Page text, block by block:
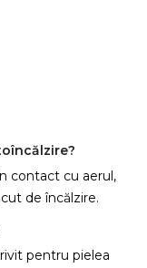
contact cu aerul,
de încălzire.
pentru pielea